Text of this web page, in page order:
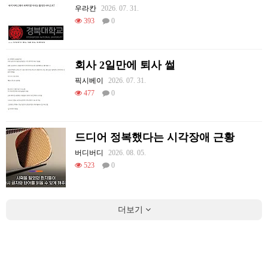
우라칸 2026. 07. 31.
393
0
회사 2일만에 퇴사 썰
픽시베이
2026. 07. 31.
477
0
드디어 정복했다는 시각장애 근황
버디버디
2026. 08. 05.
523
0
더보기